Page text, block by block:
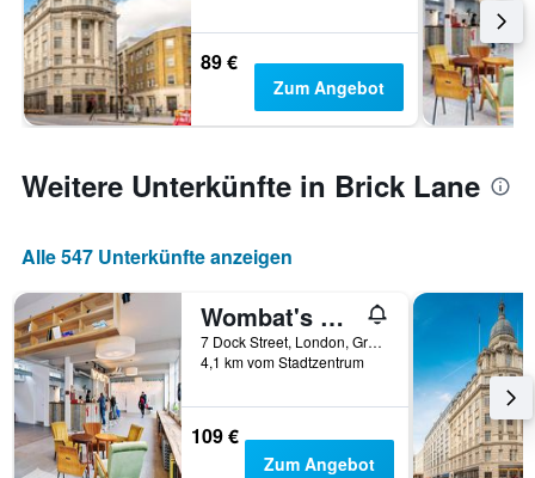
89 €
Zum Angebot
Weitere Unterkünfte in Brick Lane
Alle 547 Unterkünfte anzeigen
Wombat's City Hostel London
7 Dock Street, London, Großbritannien
4,1 km vom Stadtzentrum
109 €
Zum Angebot